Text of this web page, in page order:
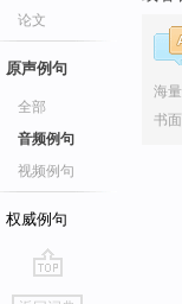
论文
原声例句
全部
音频例句
视频例句
权威例句
go
海
书